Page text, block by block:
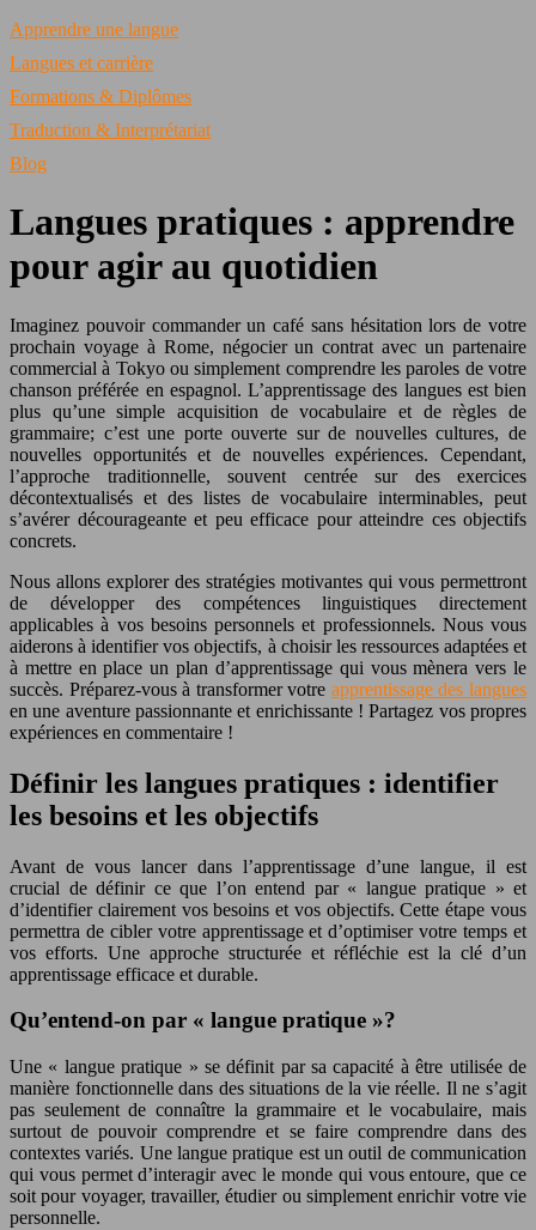
Apprendre une langue
Langues et carrière
Formations & Diplômes
Traduction & Interprétariat
Blog
Langues pratiques : apprendre
pour agir au quotidien
Imaginez pouvoir commander un café sans hésitation lors de votre
prochain voyage à Rome, négocier un contrat avec un partenaire
commercial à Tokyo ou simplement comprendre les paroles de votre
chanson préférée en espagnol. L’apprentissage des langues est bien
plus qu’une simple acquisition de vocabulaire et de règles de
grammaire; c’est une porte ouverte sur de nouvelles cultures, de
nouvelles opportunités et de nouvelles expériences. Cependant,
l’approche traditionnelle, souvent centrée sur des exercices
décontextualisés et des listes de vocabulaire interminables, peut
s’avérer décourageante et peu efficace pour atteindre ces objectifs
concrets.
Nous allons explorer des stratégies motivantes qui vous permettront
de développer des compétences linguistiques directement
applicables à vos besoins personnels et professionnels. Nous vous
aiderons à identifier vos objectifs, à choisir les ressources adaptées et
à mettre en place un plan d’apprentissage qui vous mènera vers le
succès. Préparez-vous à transformer votre apprentissage des langues
en une aventure passionnante et enrichissante ! Partagez vos propres
expériences en commentaire !
Définir les langues pratiques : identifier
les besoins et les objectifs
Avant de vous lancer dans l’apprentissage d’une langue, il est
crucial de définir ce que l’on entend par « langue pratique » et
d’identifier clairement vos besoins et vos objectifs. Cette étape vous
permettra de cibler votre apprentissage et d’optimiser votre temps et
vos efforts. Une approche structurée et réfléchie est la clé d’un
apprentissage efficace et durable.
Qu’entend-on par « langue pratique »?
Une « langue pratique » se définit par sa capacité à être utilisée de
manière fonctionnelle dans des situations de la vie réelle. Il ne s’agit
pas seulement de connaître la grammaire et le vocabulaire, mais
surtout de pouvoir comprendre et se faire comprendre dans des
contextes variés. Une langue pratique est un outil de communication
qui vous permet d’interagir avec le monde qui vous entoure, que ce
soit pour voyager, travailler, étudier ou simplement enrichir votre vie
personnelle.